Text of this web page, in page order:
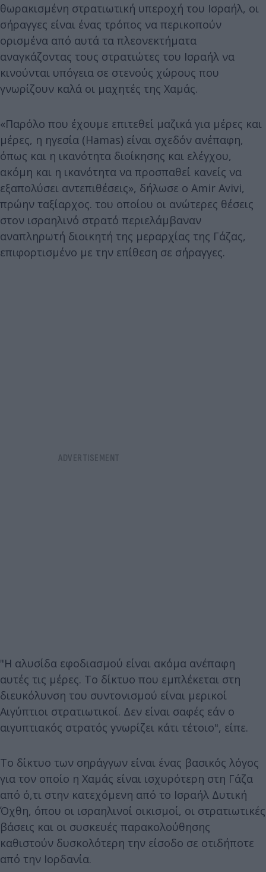
θωρακισμένη στρατιωτική υπεροχή του Ισραήλ, οι
σήραγγες είναι ένας τρόπος να περικοπούν
ορισμένα από αυτά τα πλεονεκτήματα
αναγκάζοντας τους στρατιώτες του Ισραήλ να
κινούνται υπόγεια σε στενούς χώρους που
γνωρίζουν καλά οι μαχητές της Χαμάς.
«Παρόλο που έχουμε επιτεθεί μαζικά για μέρες και
μέρες, η ηγεσία (Hamas) είναι σχεδόν ανέπαφη,
όπως και η ικανότητα διοίκησης και ελέγχου,
ακόμη και η ικανότητα να προσπαθεί κανείς να
εξαπολύσει αντεπιθέσεις», δήλωσε ο Amir Avivi,
πρώην ταξίαρχος. του οποίου οι ανώτερες θέσεις
στον ισραηλινό στρατό περιελάμβαναν
αναπληρωτή διοικητή της μεραρχίας της Γάζας,
επιφορτισμένο με την επίθεση σε σήραγγες.
"Η αλυσίδα εφοδιασμού είναι ακόμα ανέπαφη
αυτές τις μέρες. Το δίκτυο που εμπλέκεται στη
διευκόλυνση του συντονισμού είναι μερικοί
Αιγύπτιοι στρατιωτικοί. Δεν είναι σαφές εάν ο
αιγυπτιακός στρατός γνωρίζει κάτι τέτοιο", είπε.
Το δίκτυο των σηράγγων είναι ένας βασικός λόγος
για τον οποίο η Χαμάς είναι ισχυρότερη στη Γάζα
από ό,τι στην κατεχόμενη από το Ισραήλ Δυτική
Όχθη, όπου οι ισραηλινοί οικισμοί, οι στρατιωτικές
βάσεις και οι συσκευές παρακολούθησης
καθιστούν δυσκολότερη την είσοδο σε οτιδήποτε
από την Ιορδανία.